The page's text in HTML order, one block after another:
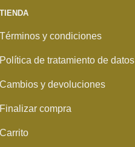
TIENDA
Términos y condiciones
Política de tratamiento de datos
Cambios y devoluciones
Finalizar compra
Carrito